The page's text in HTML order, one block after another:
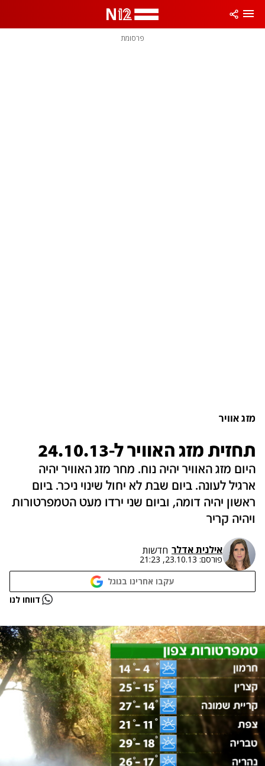
פרסומת
מזג אוויר
תחזית מזג האוויר ל-24.10.13
היום מזג האוויר יהיה נוח. מחר מזג האוויר יהיה
ארגיל לעונה. ביום שבת לא יחול שינוי ניכר. ביום
ראשון יהיה דומה, וביום שני ירדו מעט הטמפרטורות
ויהיה קריר
אילנית אדלר חדשות
פורסם: 23.10.13, 21:23
עקבו אחרינו בגוגל
נתקלנו בבעיה דווחו לנו